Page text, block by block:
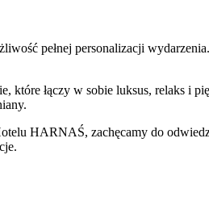
pełnej personalizacji
łączy w sobie luksus, relaks i
HARNAŚ, zachęcamy do